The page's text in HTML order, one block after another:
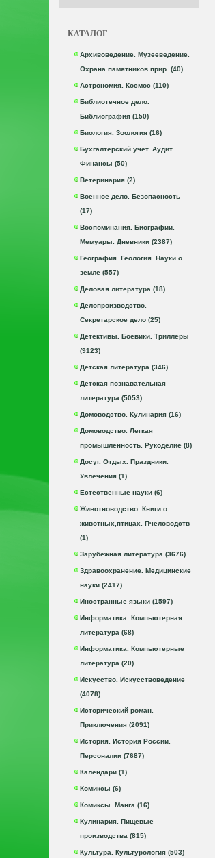
КАТАЛОГ
Архивоведение. Музееведение.
Охрана памятников прир. (40)
Астрономия. Космос (110)
Библиотечное дело.
Библиография (150)
Биология. Зоология (16)
Бухгалтерский учет. Аудит.
Финансы (50)
Ветеринария (2)
Военное дело. Безопасность
(17)
Воспоминания. Биографии.
Мемуары. Дневники (2387)
География. Геология. Науки о
земле (557)
Деловая литература (18)
Делопроизводство.
Секретарское дело (25)
Детективы. Боевики. Триллеры
(9123)
Детская литература (346)
Детская познавательная
литература (5053)
Домоводство. Кулинария (16)
Домоводство. Легкая
промышленность. Рукоделие (8)
Досуг. Отдых. Праздники.
Увлечения (1)
Естественные науки (6)
Животноводство. Книги о
животных,птицах. Пчеловодств
(1)
Зарубежная литература (3676)
Здравоохранение. Медицинские
науки (2417)
Иностранные языки (1597)
Информатика. Компьютерная
литература (68)
Информатика. Компьютерные
литература (20)
Искусство. Искусствоведение
(4078)
Исторический роман.
Приключения (2091)
История. История России.
Персоналии (7687)
Календари (1)
Комиксы (6)
Комиксы. Манга (16)
Кулинария. Пищевые
производства (815)
Культура. Культурология (503)